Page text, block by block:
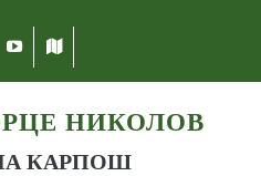
НИКОЛОВ
КАРПОШ